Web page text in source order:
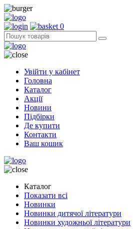
0
Увійти у кабінет
Головна
Каталог
Акції
Новини
Підбірки
Де купити
Контакти
Ваш кошик
Каталог
Показати всі
Новинки
Новинки дитячої літератури
Новинки художньої літератури